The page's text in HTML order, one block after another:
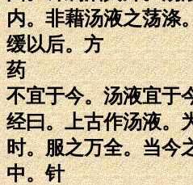
内。非藉汤液之荡涤
缓以后。方
药
不宜于今。汤液宜于
经曰。上古作汤液。
时。服之万全。当今
中。针